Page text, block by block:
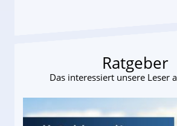
Ratgeber
Das interessiert unsere Leser